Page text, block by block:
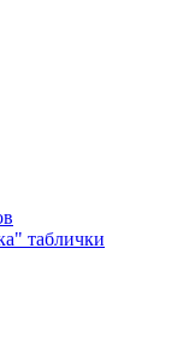
таблички